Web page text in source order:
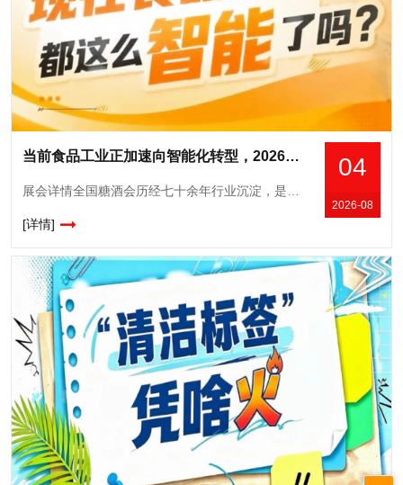
04
2026-08
当前食品工业正加速向智能化转型，2026南京秋糖9号馆正当其时
[详情]